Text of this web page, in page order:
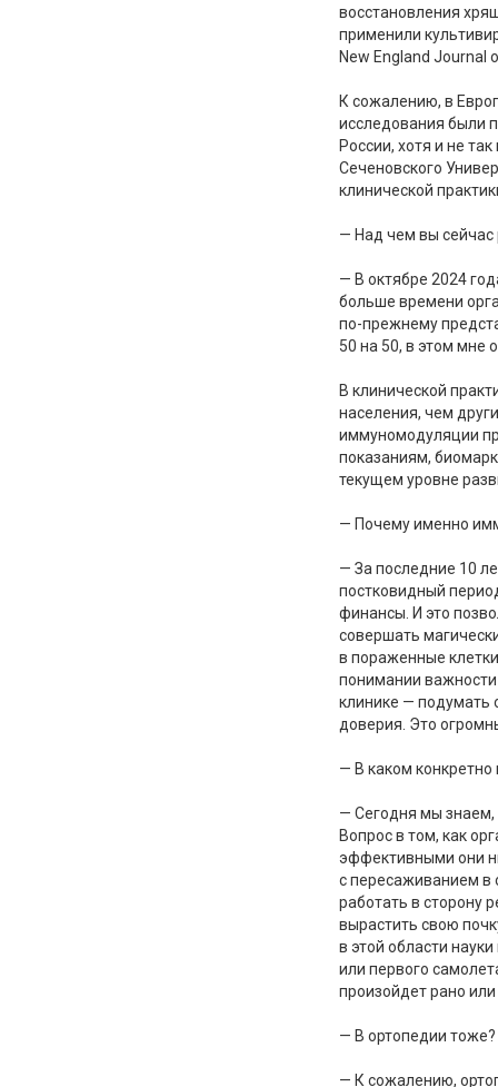
восстановления
применили
New England Journal
К сожалению, в
исследования были
России, хотя и не
Сеченовского
клинической
— Над чем вы сейчас
— В октябре 2024
больше времени
по-прежнему
50 на 50, в этом мне
В клинической
населения, чем
иммуномодуляции
показаниям,
текущем уровне
— Почему именно
— За последние 10
постковидный
финансы. И это
совершать
в пораженные
понимании важности
клинике — подумать
доверия. Это
— В каком
— Сегодня мы знаем,
Вопрос в том, как
эффективными они
с пересаживанием в
работать в сторону
вырастить свою
в этой области
или первого
произойдет рано
— В ортопедии тоже?
— К сожалению,